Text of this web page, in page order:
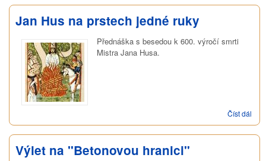
Jan Hus na prstech jedné ruky
Přednáška s besedou k 600. výročí smrti
Mistra Jana Husa.
Číst dál
Výlet na "Betonovou hranici"